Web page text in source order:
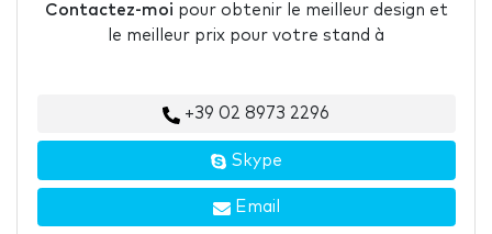
Contactez-moi pour obtenir le meilleur design et
le meilleur prix pour votre stand à
+39 02 8973 2296
Skype
Email